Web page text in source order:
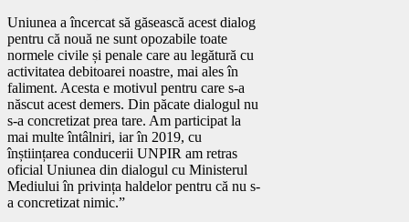
Uniunea a încercat să găsească acest dialog
pentru că nouă ne sunt opozabile toate
normele civile și penale care au legătură cu
activitatea debitoarei noastre, mai ales în
faliment. Acesta e motivul pentru care s-a
născut acest demers. Din păcate dialogul nu
s-a concretizat prea tare. Am participat la
mai multe întâlniri, iar în 2019, cu
înștiințarea conducerii UNPIR am retras
oficial Uniunea din dialogul cu Ministerul
Mediului în privința haldelor pentru că nu s-
a concretizat nimic.”